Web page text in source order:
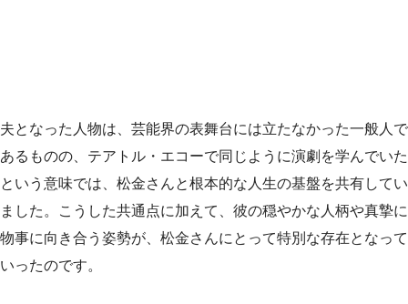
夫となった人物は、芸能界の表舞台には立たなかった一般人で
あるものの、テアトル・エコーで同じように演劇を学んでいた
という意味では、松金さんと根本的な人生の基盤を共有してい
ました。こうした共通点に加えて、彼の穏やかな人柄や真摯に
物事に向き合う姿勢が、松金さんにとって特別な存在となって
いったのです。